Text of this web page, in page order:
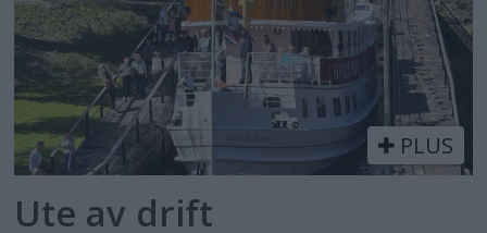
PLUS
Ute av drift